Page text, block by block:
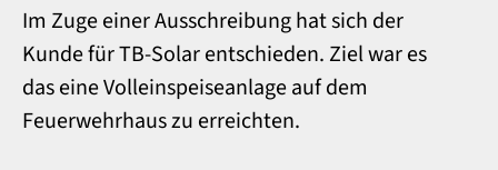
Im Zuge einer Ausschreibung hat sich der
Kunde für TB-Solar entschieden. Ziel war es
das eine Volleinspeiseanlage auf dem
Feuerwehrhaus zu erreichten.